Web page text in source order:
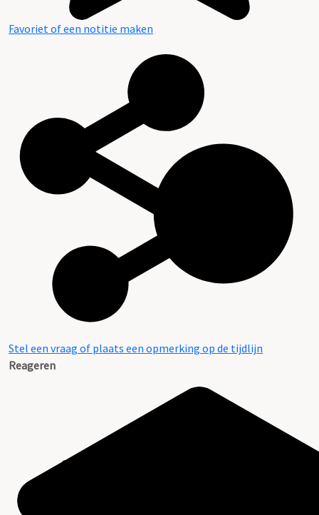
Favoriet of een notitie maken
Stel een vraag of plaats een opmerking op de tijdlijn
Reageren